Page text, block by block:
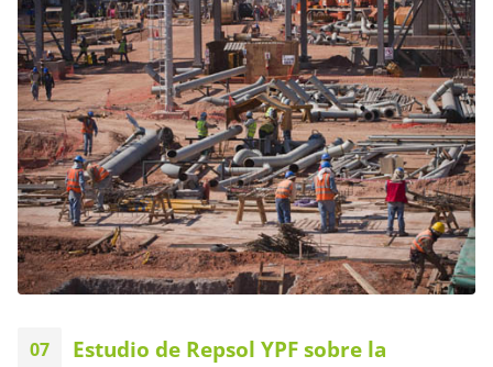
07
Estudio de Repsol YPF sobre la